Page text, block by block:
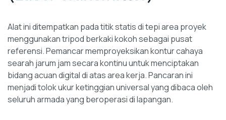
Alat ini ditempatkan pada titik statis di tepi area proyek
menggunakan tripod berkaki kokoh sebagai pusat
referensi. Pemancar memproyeksikan kontur cahaya
searah jarum jam secara kontinu untuk menciptakan
bidang acuan digital di atas area kerja. Pancaran ini
menjadi tolok ukur ketinggian universal yang dibaca oleh
seluruh armada yang beroperasi di lapangan.